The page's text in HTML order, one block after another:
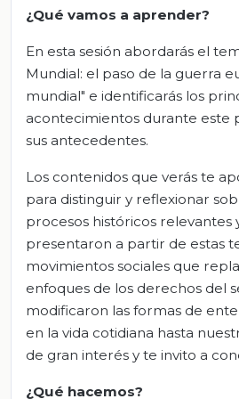
¿Qué vamos a aprender?
En esta sesión abordarás el
Mundial: el paso de la guerra
mundial" e identificarás los
acontecimientos durante este
sus antecedentes.
Los contenidos que verás te
para distinguir y reflexionar
procesos históricos relevantes
presentaron a partir de estas
movimientos sociales que
enfoques de los derechos del
modificaron las formas de
en la vida cotidiana hasta
de gran interés y te invito a
¿Qué hacemos?